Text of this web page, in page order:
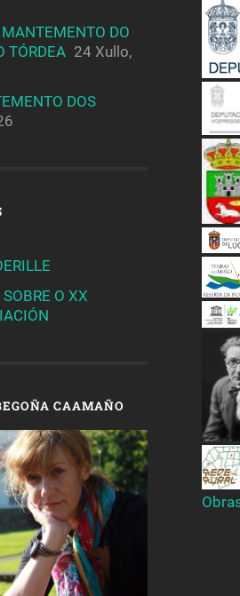
DO
TÓRDEA 24 Xullo,
DOS
O XX
CAAMAÑO